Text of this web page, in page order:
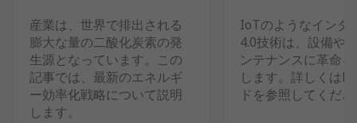
産業は、世界で排出される
膨大な量の二酸化炭素の発
生源となっています。この
記事では、最新のエネルギ
ー効率化戦略について説明
します。
IoTのようなインダ
4.0技術は、設備や
ンテナンスに革命
します。詳しくは
ドを参照してくだ